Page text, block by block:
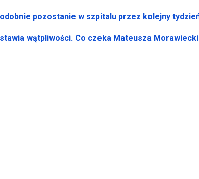
pozostanie w szpitalu przez kolejny
wątpliwości. Co czeka Mateusza